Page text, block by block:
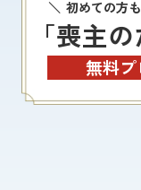
初めての方
「喪主
無料